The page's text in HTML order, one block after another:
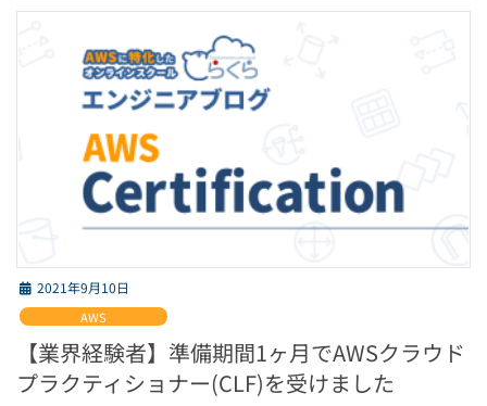
2021年9月10日
AWS
【業界経験者】準備期間1ヶ月でAWSクラウド
プラクティショナー(CLF)を受けました